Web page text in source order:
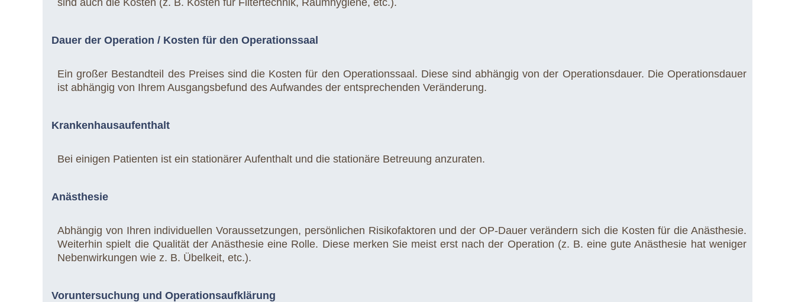
sind auch die Kosten (z. B. Kosten für Filtertechnik, Raumhygiene, etc.).
Dauer der Operation / Kosten für den Operationssaal
Ein großer Bestandteil des Preises sind die Kosten für den Operationssaal. Diese sind abhängig von der Operationsdauer. Die Operationsdauer
ist abhängig von Ihrem Ausgangsbefund des Aufwandes der entsprechenden Veränderung.
Krankenhausaufenthalt
Bei einigen Patienten ist ein stationärer Aufenthalt und die stationäre Betreuung anzuraten.
Anästhesie
Abhängig von Ihren individuellen Voraussetzungen, persönlichen Risikofaktoren und der OP-Dauer verändern sich die Kosten für die Anästhesie.
Weiterhin spielt die Qualität der Anästhesie eine Rolle. Diese merken Sie meist erst nach der Operation (z. B. eine gute Anästhesie hat weniger
Nebenwirkungen wie z. B. Übelkeit, etc.).
Voruntersuchung und Operationsaufklärung